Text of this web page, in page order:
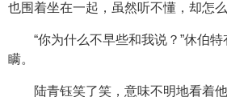
也围着坐在一起，虽然听不懂，却怎
“你为什么不早些和我说？”休伯
瞒。
陆青钰笑了笑，意味不明地看着